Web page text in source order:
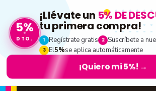
5%
DTO.
¡Llévate un 5% DE
tu primera compra!
1 Regístrate gratis 2 Suscríbete a
3 El5%se aplica automáticamente
¡Quiero mi 5%! →